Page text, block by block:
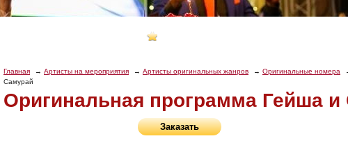
Главная Артисты на мероприятия Артисты оригинальных жанров Оригинальные номера
Самурай
Оригинальная программа Гейша и
Заказать